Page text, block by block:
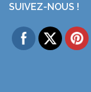
SUIVEZ-NOUS !